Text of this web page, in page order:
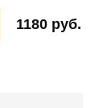
1180 руб.